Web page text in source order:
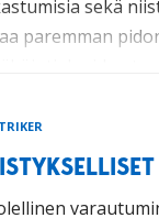
sekä
paremman
ovatkin